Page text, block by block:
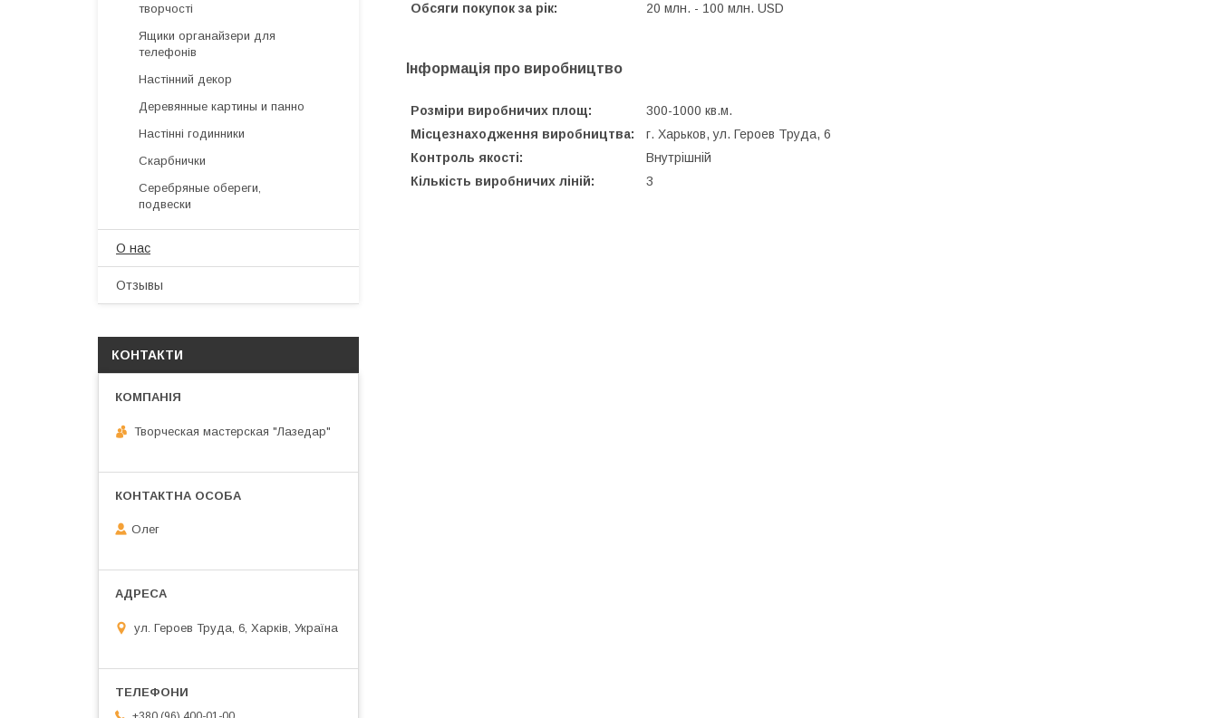
Обсяги покупок за рік:
20 млн. - 100 млн. USD
Інформація про виробництво
Розміри виробничих площ:
300-1000 кв.м.
Місцезнаходження виробництва:
г. Харьков, ул. Героев Труда, 6
Контроль якості:
Внутрішній
Кількість виробничих ліній:
3
творчості
Ящики органайзери для
телефонів
Настінний декор
Деревянные картины и панно
Настінні годинники
Скарбнички
Серебряные обереги,
подвески
О нас
Отзывы
КОНТАКТИ
Творческая мастерская "Лазедар"
Олег
ул. Героев Труда, 6, Харків, Україна